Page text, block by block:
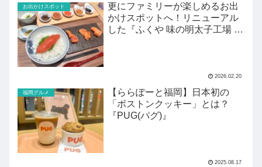
お出かけスポット
更にファミリーが楽しめるお出
かけスポットへ！リニューアル
した『ふくや 味の明太子工場 ハ
2026.02.20
福岡グルメ
【ららぽーと福岡】日本初の
「ボストンクッキー」とは？
『PUG(パグ)』
2025.08.17